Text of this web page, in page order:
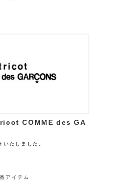
COMME des GA
いたしました。
アイテム